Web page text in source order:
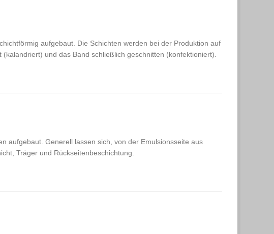
aufgebaut. Die Schichten werden bei der Produktion auf
und das Band schließlich geschnitten (konfektioniert).
aufgebaut. Generell lassen sich, von der Emulsionsseite aus
Träger und Rückseitenbeschichtung.